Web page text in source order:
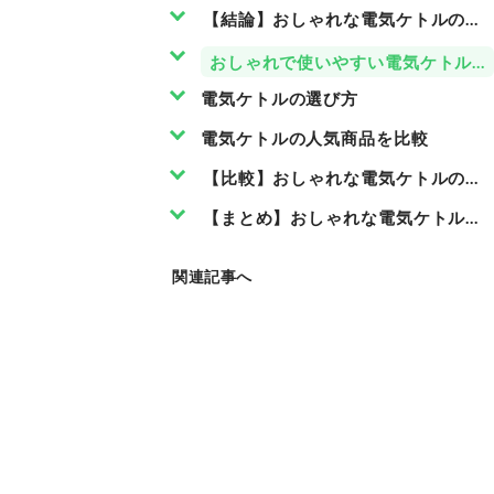
【結論】おしゃれな電気ケトルの
おしゃれで使いやすい電気ケトル
電気ケトルの選び方
電気ケトルの人気商品を比較
【比較】おしゃれな電気ケトルのお
【まとめ】おしゃれな電気ケトル検
関連記事へ